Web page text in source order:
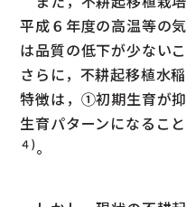
平成６年度の高温等の
は品質の低下が少ない
さらに，不耕起移植水
特徴は，①初期生育が
生育パターンになるこ
４)。